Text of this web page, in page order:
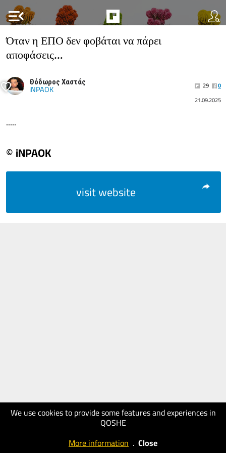
menu_open
We use cookies to provide some features and experiences in
QOSHE
More information . Close
Όταν η ΕΠΟ δεν φοβάται να πάρει
αποφάσεις…
Θόδωρος Χαστάς
iNPAOK 29
0
21.09.2025
.....
© iNPAOK
visit website